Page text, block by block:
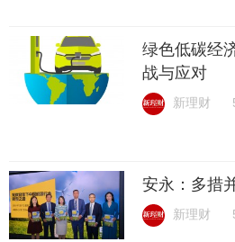
绿色低碳经
战与应对
新理财
安永：多措
新理财